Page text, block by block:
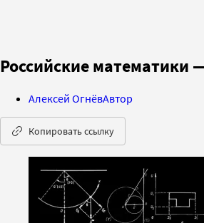
Российские
Алексей ОгнёвАвтор
Копировать ссылку